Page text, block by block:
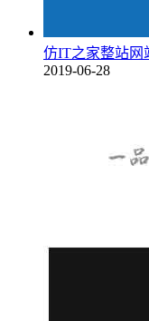
仿IT之家整站网
2019-06-28